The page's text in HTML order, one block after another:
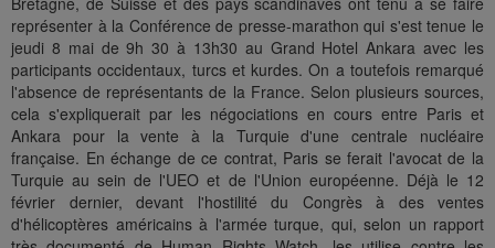
représenter à la Conférence de presse-marathon qui s'est tenue le
jeudi 8 mai de 9h 30 à 13h30 au Grand Hotel Ankara avec les
participants occidentaux, turcs et kurdes. On a toutefois remarqué
l'absence de représentants de la France. Selon plusieurs sources,
cela s'expliquerait par les négociations en cours entre Paris et
Ankara pour la vente à la Turquie d'une centrale nucléaire
française. En échange de ce contrat, Paris se ferait l'avocat de la
Turquie au sein de l'UEO et de l'Union européenne. Déjà le 12
février dernier, devant l'hostilité du Congrès à des ventes
d'hélicoptères américains à l'armée turque, qui, selon un rapport